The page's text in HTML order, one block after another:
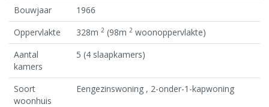
Bouwjaar
1966
Oppervlakte
328m 2 (98m 2 woonoppervlakte)
Aantal
kamers
5 (4 slaapkamers)
Soort
woonhuis
Eengezinswoning , 2-onder-1-kapwoning